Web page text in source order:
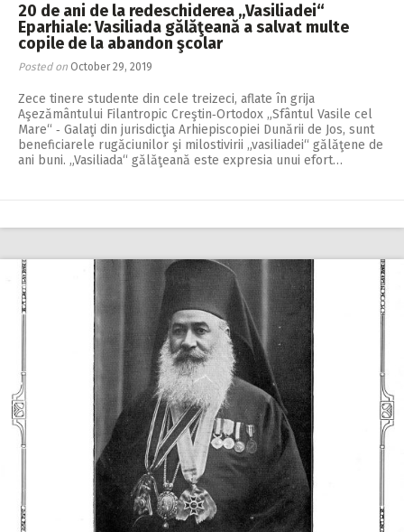
20 de ani de la redeschiderea „Vasiliadei“
Eparhiale: Vasiliada gălăţeană a salvat multe
copile de la abandon şcolar
Posted on October 29, 2019
Zece tinere studente din cele treizeci, aflate în grija
Aşezământu­lui Filantropic Creştin‑Ortodox „Sfân­tul Vasile cel
Mare“ ‑ Galaţi din jurisdicţia Arhiepiscopiei Dunării de Jos, sunt
beneficiarele rugăciunilor şi milostivirii „vasiliadei“ gălăţene de
ani buni. „Vasiliada“ gălăţeană este expresia unui efort…